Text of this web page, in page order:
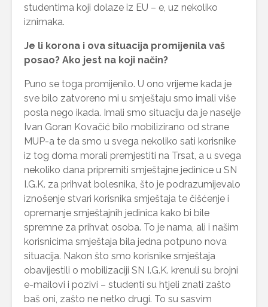
studentima koji dolaze iz EU – e, uz nekoliko
iznimaka.
Je li korona i ova situacija promijenila vaš
posao? Ako jest na koji način?
Puno se toga promijenilo. U ono vrijeme kada je
sve bilo zatvoreno mi u smještaju smo imali više
posla nego ikada. Imali smo situaciju da je naselje
Ivan Goran Kovačić bilo mobilizirano od strane
MUP-a te da smo u svega nekoliko sati korisnike
iz tog doma morali premjestiti na Trsat, a u svega
nekoliko dana pripremiti smještajne jedinice u SN
I.G.K. za prihvat bolesnika, što je podrazumijevalo
iznošenje stvari korisnika smještaja te čišćenje i
opremanje smještajnih jedinica kako bi bile
spremne za prihvat osoba. To je nama, ali i našim
korisnicima smještaja bila jedna potpuno nova
situacija. Nakon što smo korisnike smještaja
obavijestili o mobilizaciji SN I.G.K. krenuli su brojni
e-mailovi i pozivi – studenti su htjeli znati zašto
baš oni, zašto ne netko drugi. To su sasvim